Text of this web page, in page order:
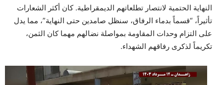
النهاية الحتمية لانتصار تطلعاتهم الديمقراطية. كان أكثر الشعارات
تأثيراً، “قسماً بدماء الرفاق، سنظل صامدين حتى النهاية”، مما يدل
على التزام وحدات المقاومة بمواصلة نضالهم مهما كان الثمن،
تكريماً لذكرى رفاقهم الشهداء.